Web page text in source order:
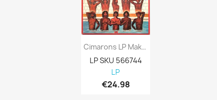
Cimarons LP Maka - Green Vinyl Kansi EX...
LP SKU 566744
LP
€24.98